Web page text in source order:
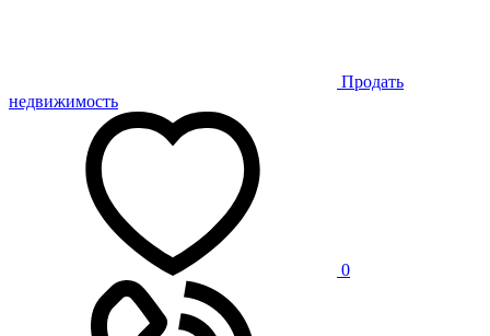
Продать
недвижимость
0